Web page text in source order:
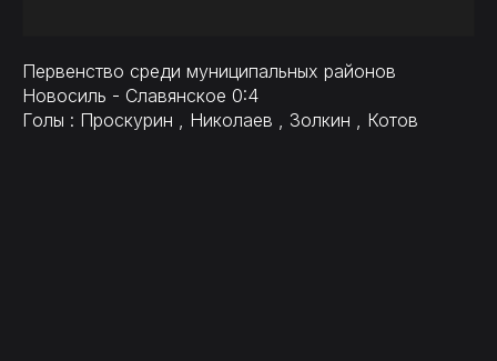
Первенство среди муниципальных районов
Новосиль - Славянское 0:4
Голы : Проскурин , Николаев , Золкин , Котов